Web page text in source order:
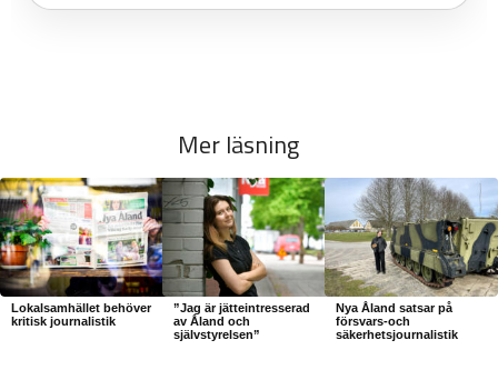
Mer läsning
Lokalsamhället behöver
kritisk journalistik
”Jag är jätteintresserad
av Åland och
självstyrelsen”
Nya Åland satsar på
försvars-och
säkerhetsjournalistik